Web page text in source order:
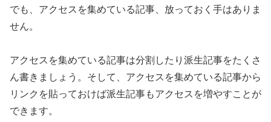
でも、アクセスを集めている記事、放っておく手はありま
せん。
アクセスを集めている記事は分割したり派生記事をたくさ
ん書きましょう。そして、アクセスを集めている記事から
リンクを貼っておけば派生記事もアクセスを増やすことが
できます。